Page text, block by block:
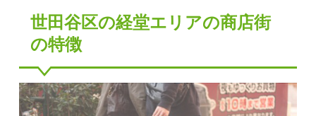
世田谷区の経堂エリアの商店街
の特徴